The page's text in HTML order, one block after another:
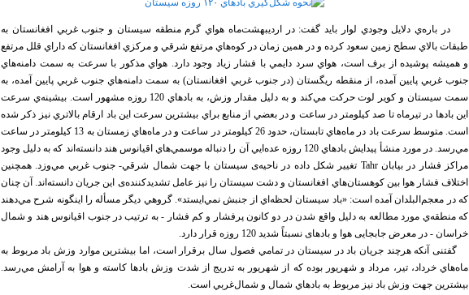
در باره‌ي دلايل وجودي لوار بايد گفت: در ارديبهشت‌ماه هواي گرم منطقه سيستان و جنوب غربي افغانستان به
طبقات بالاي سطح زمين سعود کرده و در همين زمان در كوه‌هاي مرتفع شرقي و مركزي افغانستان كه داراي قلل مرتفع
و هميشه پوشيده از برف است، هواي سرد دايمي با فشار زياد وجود دارد. هواي مذكور با سرعت به سمت دامنه‌هاي
جنوب غربي پايين آمده، از منقطه ريگستان (در جنوب غربي افغانستان) به سمت دامنه‌هاي جنوب غربي پايين آمده، به
سمت سيستان و كوير لوت حركت مي‌کند و به دليل مقدار وزش، به بادهاي 120 روزه مشهور است. بيشينه‌ي سرعت
اين بادها در تيرماه تا صد كيلومتر در ساعت و در بعضي از منابع براي بيشترين سرعت اين باد ارقام بالاتري نيز ذكر شده
است. متوسط سرعت باد در ماه‌هاي تابستان، حدود 26 كيلومتر در ساعت و در ماه‌هاي زمستان به 13 كيلومتر در ساعت
مي‌رسد. در مورد منشأ پيدايش بادهاي 120 روزه عده‌ايي آن را دنباله موسمي‌هاي اقيانوس هند دانسته‌اند كه به دليل وجود
مراكز فشار در بيابان Tahr تغيير شكل داده در ناحيه‌ی سيستان با جهت شمال شرقي- جنوب غربي مي‌وزد. همچنين
اختلاف فشار هوا بين كوهستان‌هاي افغانستان و دشت سيستان را نيز عامل تشديدكننده‌ی اين جريان دانسته‌اند. آن چنان
كه در معجم‌البلدان آمده است: «باد سيستان لحظه‌اي از جنبش نمي‌ايستد». گروهي ديگر مسأله را اينگونه شرح مي‌دهند
كه منطقه‌ي مورد مطالعه به دليل واقع شدن در دو کانون پرفشار و کم فشار - به ترتيب در جنوب اقيانوس هند و شمال
خراسان - در معرض جابجايی هوا و بادهای نسبتاً شديد 120 روزه قرار دارد.
گفتنی آنکه هرچند جريان باد در سيستان در تمامي فصول سال برقرار است، اما بيشترين موارد وزش باد مربوط به
ماه‌هاي خرداد، تير، مرداد و شهريور بوده كه از شهريور به تدريج از شدت وزش بادها كاسته و هوا به آرامش مي‌رسد.
بيشترين جهت وزش باد نيز مربوط به بادهاي شمال و شمال‌غربي است.